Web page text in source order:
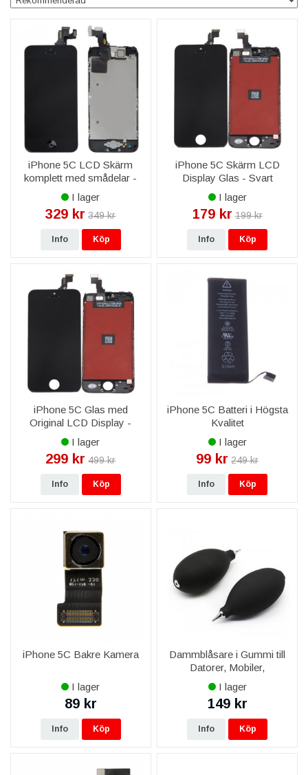
iPhone 5C LCD Skärm
komplett med smådelar -
Svart
I lager
329 kr 349 kr
Info Köp
iPhone 5C Skärm LCD
Display Glas - Svart
I lager
179 kr 199 kr
Info Köp
iPhone 5C Glas med
Original LCD Display -
Svart
I lager
299 kr 499 kr
Info Köp
iPhone 5C Batteri i Högsta
Kvalitet
I lager
99 kr 249 kr
Info Köp
iPhone 5C Bakre Kamera
I lager
89 kr
Info Köp
Dammblåsare i Gummi till
Datorer, Mobiler,
Kameralins
I lager
149 kr
Info Köp